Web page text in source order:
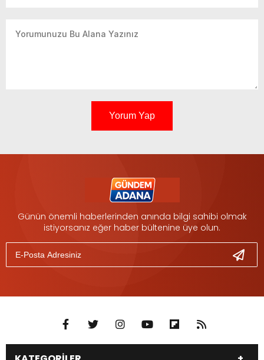
Yorum Yap
Günün önemli haberlerinden anında bilgi sahibi olmak
istiyorsanız eğer haber bültenine üye olun.